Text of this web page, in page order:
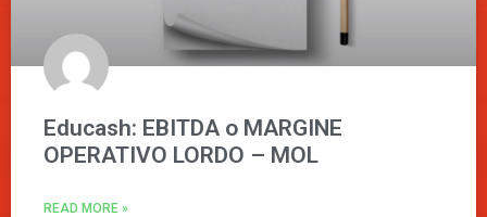
Educash: EBITDA o MARGINE
OPERATIVO LORDO – MOL
READ MORE »